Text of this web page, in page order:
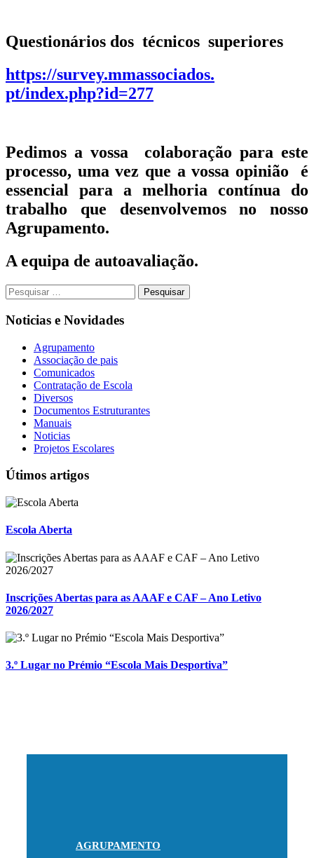
Questionários dos técnicos superiores
https://survey.mmassociados.
pt/index.php?id=277
Pedimos a vossa colaboração para este
processo, uma vez que a vossa opinião é
essencial para a melhoria contínua do
trabalho que desenvolvemos no nosso
Agrupamento.
A equipa de autoavaliação.
Pesquisar
por:
Noticias e Novidades
Agrupamento
Associação de pais
Comunicados
Contratação de Escola
Diversos
Documentos Estruturantes
Manuais
Noticias
Projetos Escolares
Útimos artigos
Escola Aberta
Inscrições Abertas para as AAAF e CAF – Ano Letivo
2026/2027
3.º Lugar no Prémio “Escola Mais Desportiva”
AGRUPAMENTO